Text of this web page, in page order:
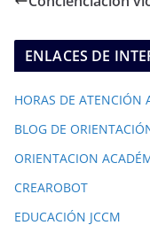
ENLACES DE
HORAS DE ATENCIÓN
BLOG DE
ORIENTACION
CREAROBOT
EDUCACIÓN JCCM